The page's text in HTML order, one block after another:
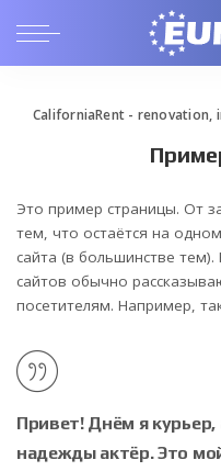
Это пример страницы. От
тем, что остаётся на
сайта (в большинстве
сайтов обычно
посетителям. Например,
Привет! Днём я
надежды актёр. Это